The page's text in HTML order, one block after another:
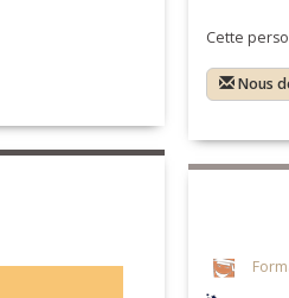
Cette
Nous